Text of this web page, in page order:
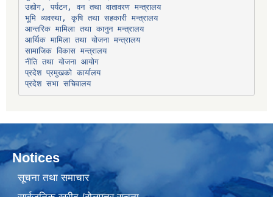
उद्योग, पर्यटन, वन तथा वातावरण मन्त्रालय
भूमि व्यवस्था, कृषि तथा सहकारी मन्त्रालय
आन्तरिक मामिला तथा कानुन मन्त्रालय
आर्थिक मामिला तथा योजना मन्त्रालय
सामाजिक विकास मन्त्रालय
नीति तथा योजना आयोग
प्रदेश प्रमुखको कार्यालय
प्रदेश सभा सचिवालय
Notices
सूचना तथा समाचार